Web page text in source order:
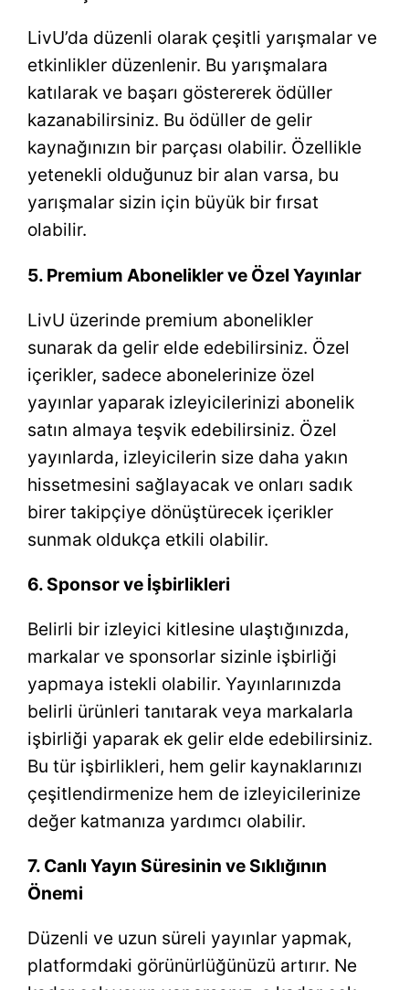
LivU’da düzenli olarak çeşitli yarışmalar ve
etkinlikler düzenlenir. Bu yarışmalara
katılarak ve başarı göstererek ödüller
kazanabilirsiniz. Bu ödüller de gelir
kaynağınızın bir parçası olabilir. Özellikle
yetenekli olduğunuz bir alan varsa, bu
yarışmalar sizin için büyük bir fırsat
olabilir.
5. Premium Abonelikler ve Özel Yayınlar
LivU üzerinde premium abonelikler
sunarak da gelir elde edebilirsiniz. Özel
içerikler, sadece abonelerinize özel
yayınlar yaparak izleyicilerinizi abonelik
satın almaya teşvik edebilirsiniz. Özel
yayınlarda, izleyicilerin size daha yakın
hissetmesini sağlayacak ve onları sadık
birer takipçiye dönüştürecek içerikler
sunmak oldukça etkili olabilir.
6. Sponsor ve İşbirlikleri
Belirli bir izleyici kitlesine ulaştığınızda,
markalar ve sponsorlar sizinle işbirliği
yapmaya istekli olabilir. Yayınlarınızda
belirli ürünleri tanıtarak veya markalarla
işbirliği yaparak ek gelir elde edebilirsiniz.
Bu tür işbirlikleri, hem gelir kaynaklarınızı
çeşitlendirmenize hem de izleyicilerinize
değer katmanıza yardımcı olabilir.
7. Canlı Yayın Süresinin ve Sıklığının
Önemi
Düzenli ve uzun süreli yayınlar yapmak,
platformdaki görünürlüğünüzü artırır. Ne